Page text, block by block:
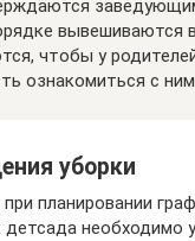
вывешиваются
чтобы у
ознакомиться с
уборки
планировании
детсада необходимо